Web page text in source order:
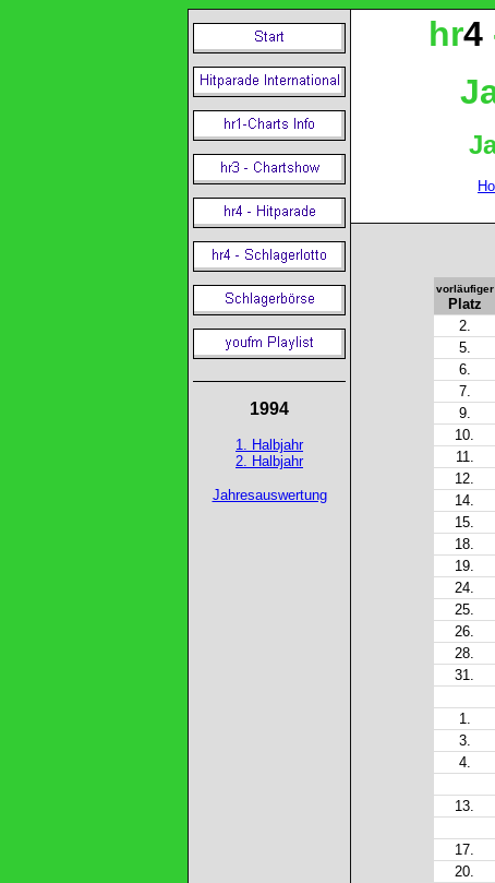
1994
1. Halbjahr
2. Halbjahr
Jahresauswertung
hr4
vorläufiger
Platz
2.
5.
6.
7.
9.
10.
11.
12.
14.
15.
18.
19.
24.
25.
26.
28.
31.
1.
3.
4.
13.
17.
20.